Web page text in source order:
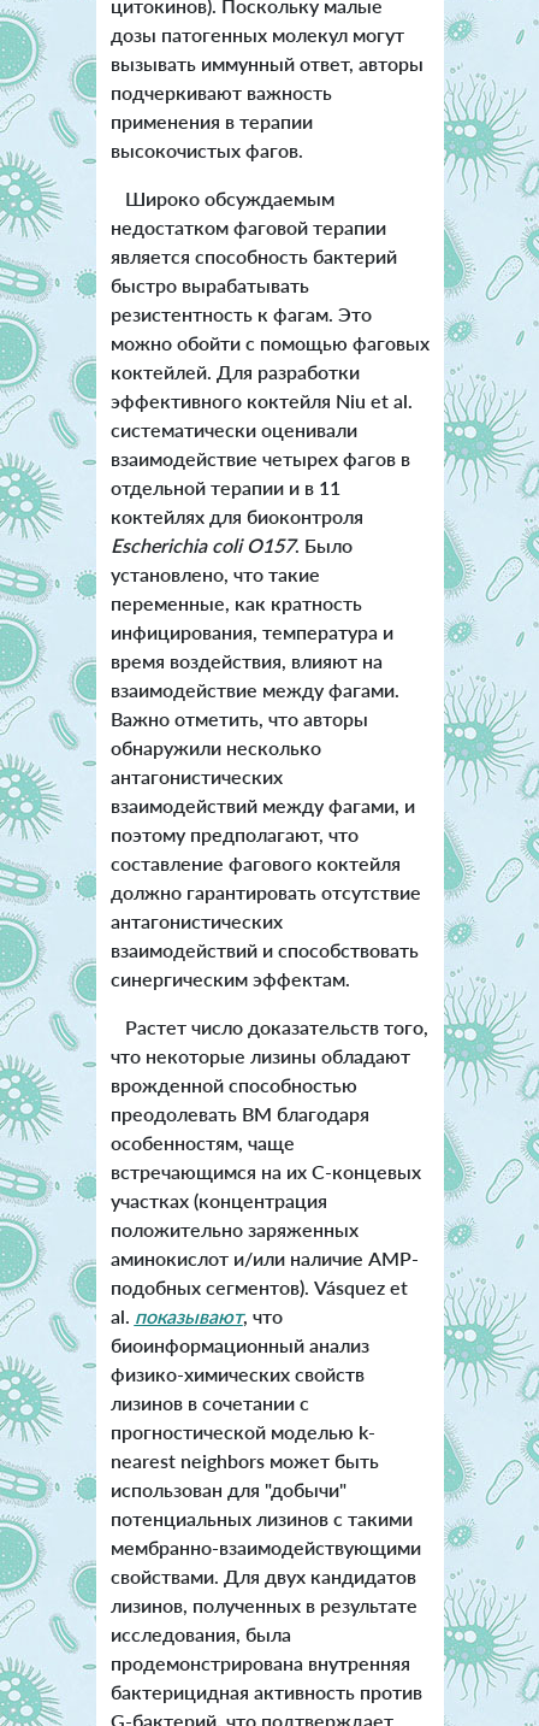
цитокинов). Поскольку малые
дозы патогенных молекул могут
вызывать иммунный ответ, авторы
подчеркивают важность
применения в терапии
высокочистых фагов.
Широко обсуждаемым
недостатком фаговой терапии
является способность бактерий
быстро вырабатывать
резистентность к фагам. Это
можно обойти с помощью фаговых
коктейлей. Для разработки
эффективного коктейля Niu et al.
систематически оценивали
взаимодействие четырех фагов в
отдельной терапии и в 11
коктейлях для биоконтроля
Escherichia coli O157. Было
установлено, что такие
переменные, как кратность
инфицирования, температура и
время воздействия, влияют на
взаимодействие между фагами.
Важно отметить, что авторы
обнаружили несколько
антагонистических
взаимодействий между фагами, и
поэтому предполагают, что
составление фагового коктейля
должно гарантировать отсутствие
антагонистических
взаимодействий и способствовать
синергическим эффектам.
Растет число доказательств того,
что некоторые лизины обладают
врожденной способностью
преодолевать ВМ благодаря
особенностям, чаще
встречающимся на их С-концевых
участках (концентрация
положительно заряженных
аминокислот и/или наличие AMP-
подобных сегментов). Vásquez et
al. показывают, что
биоинформационный анализ
физико-химических свойств
лизинов в сочетании с
прогностической моделью k-
nearest neighbors может быть
использован для "добычи"
потенциальных лизинов с такими
мембранно-взаимодействующими
свойствами. Для двух кандидатов
лизинов, полученных в результате
исследования, была
продемонстрирована внутренняя
бактерицидная активность против
G-бактерий, что подтверждает